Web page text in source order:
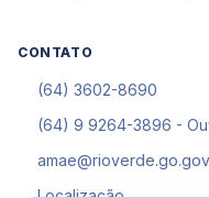
CONTATO
(64) 3602-8690
(64) 9 9264-3896 -